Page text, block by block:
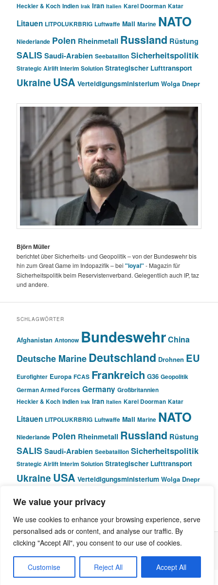
We value your privacy
We use cookies to enhance your browsing experience, serve
personalised ads or content, and analyse our traffic. By
clicking "Accept All", you consent to our use of cookies.
Customise Reject All Accept All
Heckler & Koch Indien Irak Iran Italien Karel Doorman Katar
Litauen LITPOLUKRBRIG Luftwaffe Mali Marine NATO
Niederlande Polen Rheinmetall Russland Rüstung
SALIS Saudi-Arabien Seebataillon Sicherheitspolitik
Strategic Airlift Interim Solution Strategischer Lufttransport
Ukraine USA Verteidigungsministerium Wolga Dnepr
Björn Müller
berichtet über Sicherheits- und Geopolitik – von der Bundeswehr bis
hin zum Great Game im Indopazifik – bei"loyal" - Magazin für
Sicherheitspolitik beim Reservistenverband. Gelegentlich auch IP, taz
und andere.
SCHLAGWÖRTER
Afghanistan Antonow BundeswehrChina
Deutsche MarineDeutschland Drohnen EU
Eurofighter Europa FCAS Frankreich G36 Geopolitik
German Armed Forces Germany Großbritannien
Heckler & Koch Indien Irak Iran Italien Karel Doorman Katar
Litauen LITPOLUKRBRIG Luftwaffe Mali Marine NATO
Niederlande Polen Rheinmetall Russland Rüstung
SALIS Saudi-Arabien Seebataillon Sicherheitspolitik
Strategic Airlift Interim Solution Strategischer Lufttransport
Ukraine USA Verteidigungsministerium Wolga Dnepr
© Pivot Area